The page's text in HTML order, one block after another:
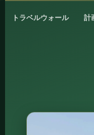
トラベルウォール 計